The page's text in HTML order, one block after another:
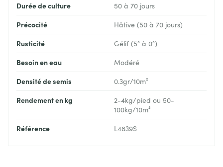
Durée de culture 50 à 70 jours
Précocité Hâtive (50 à 70 jours)
Rusticité Gélif (5° à 0°)
Besoin en eau Modéré
Densité de semis 0.3gr/10m²
Rendement en kg
2-4kg/pied ou 50-
100kg/10m²
Référence L4839S